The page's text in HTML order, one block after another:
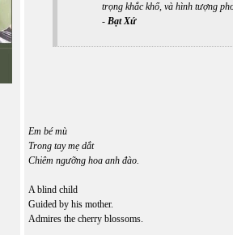
trọng khắc khổ, và hình tượng
- Bạt Xứ
Em bé mù
Trong tay mẹ dắt
Chiêm ngưỡng hoa anh đào.
A blind child
Guided by his mother.
Admires the cherry blossoms.